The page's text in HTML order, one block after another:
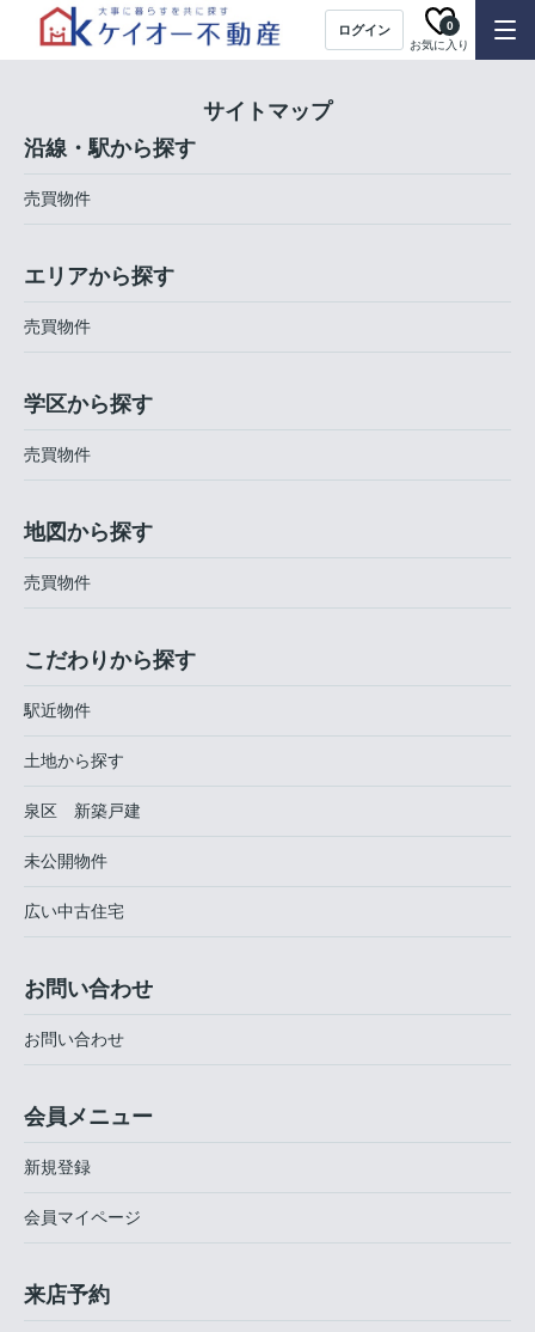
ログイン
お気に入り
0
サイトマップ
沿線・駅から探す
売買物件
エリアから探す
売買物件
学区から探す
売買物件
地図から探す
売買物件
こだわりから探す
駅近物件
土地から探す
泉区 新築戸建
未公開物件
広い中古住宅
お問い合わせ
お問い合わせ
会員メニュー
新規登録
会員マイページ
来店予約